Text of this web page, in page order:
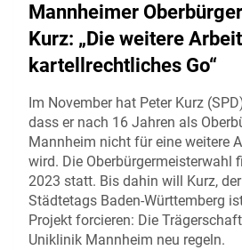
Mannheimer
Kurz: „Die weitere
kartellrechtliches Go“
Im November hat Peter Kurz
dass er nach 16 Jahren als
Mannheim nicht für eine weitere
wird. Die Oberbürgermeisterwahl
2023 statt. Bis dahin will Kurz,
Städtetags Baden-Württemberg
Projekt forcieren: Die
Uniklinik Mannheim neu regeln.